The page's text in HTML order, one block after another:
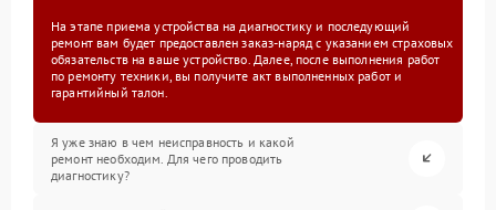
На этапе приема устройства на диагностику и последующий
ремонт вам будет предоставлен заказ-наряд с указанием страховых
обязательств на ваше устройство. Далее, после выполнения работ
по ремонту техники, вы получите акт выполненных работ и
гарантийный талон.
Я уже знаю в чем неисправность и какой
ремонт необходим. Для чего проводить
диагностику?